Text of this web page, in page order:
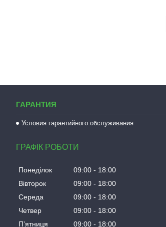
ГАРАНТИЯ
Условия гарантийного обслуживания
ГРАФІК РОБОТИ
Понеділок 09:00
18:00
Вівторок
09:00
18:00
Середа
09:00
18:00
Четвер
09:00
18:00
Пʼятниця
09:00 18:00